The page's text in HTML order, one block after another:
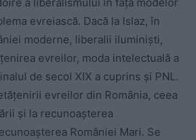
evreiască. Dacă la Islaz, în
moderne, liberalii iluminiști,
evreilor, moda intelectuală a
de secol XIX a cuprins și PNL.
evreilor din România, ceea
și la recunoașterea
României Mari. Se